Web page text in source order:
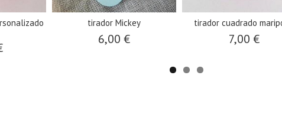
tirador Mickey
6,00 €
tirador cuadrado
7,00 €